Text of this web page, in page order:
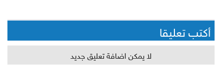
أكتب تعليقا
لا يمكن اضافة تعليق جديد